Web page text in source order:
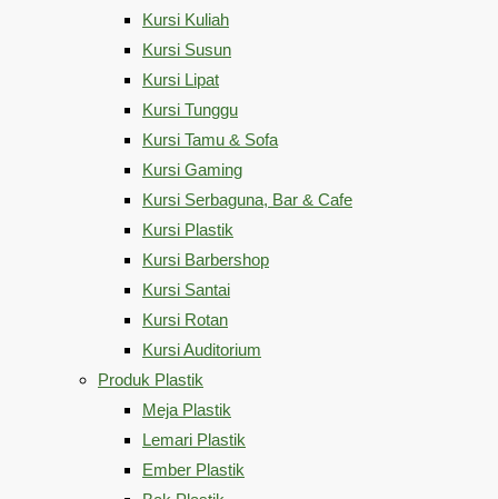
Kursi Kuliah
Kursi Susun
Kursi Lipat
Kursi Tunggu
Kursi Tamu & Sofa
Kursi Gaming
Kursi Serbaguna, Bar & Cafe
Kursi Plastik
Kursi Barbershop
Kursi Santai
Kursi Rotan
Kursi Auditorium
Produk Plastik
Meja Plastik
Lemari Plastik
Ember Plastik